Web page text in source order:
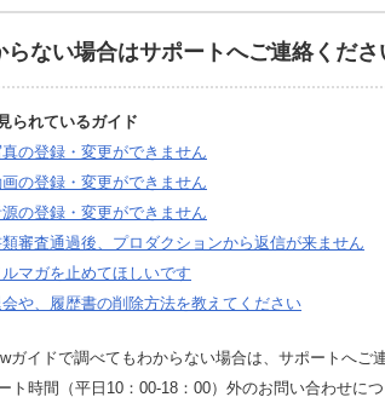
らない場合はサポートへご連絡くださ
られているガイド
の登録・変更ができません
の登録・変更ができません
の登録・変更ができません
審査通過後、プロダクションから返信が来ません
ルマガを止めてほしいです
や、履歴書の削除方法を教えてください
ガイドで調べてもわからない場合は、サポートへご
ト時間（平日10：00-18：00）外のお問い合わせに